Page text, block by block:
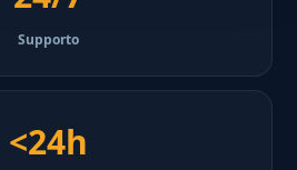
Supporto
<24h